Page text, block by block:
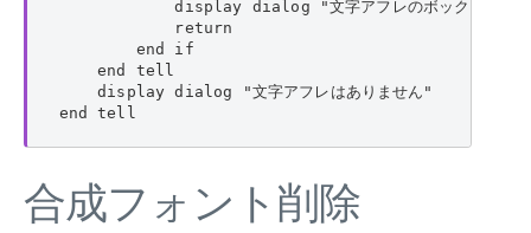
display dialog "文字アフレのボックスがあり
            return
        end if
    end tell
    display dialog "文字アフレはありません"
end tell
合成フォント削除